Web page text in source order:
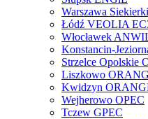
Warszawa
Łódź VEOLIA
Włocławek
Konstancin-
Strzelce Opolskie
Liszkowo
Kwidzyn
Wejherowo OPEC
Tczew GPEC